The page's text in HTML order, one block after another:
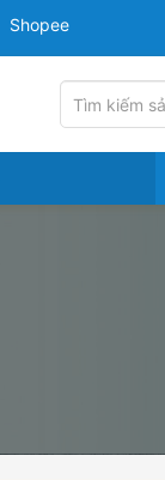
Shopee